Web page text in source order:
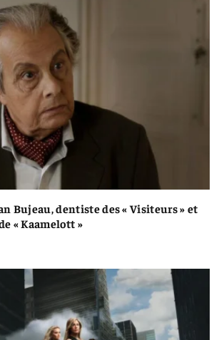
Bujeau, dentiste des « Visiteurs » et
« Kaamelott »